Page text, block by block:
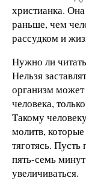
христианка. Она
раньше, чем
рассудком и
Нужно ли
Нельзя
организм может
человека,
Такому
молитв,
тяготясь.
пять-семь
увеличиваться.